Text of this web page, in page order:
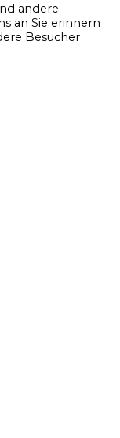
andere
an Sie erinnern
Besucher